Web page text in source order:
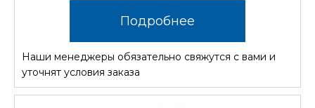
Подробнее
Наши менеджеры обязательно свяжутся с вами и
уточнят условия заказа